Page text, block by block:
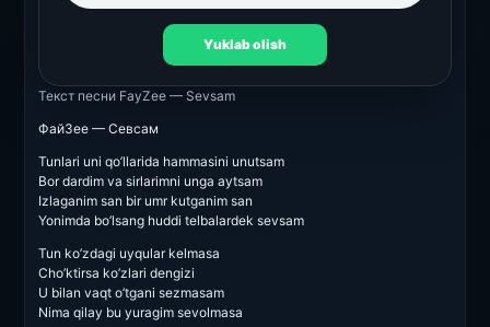
Yuklab olish
Текст песни FayZee — Sevsam
ФайЗее — Севсам
Tunlari uni qo’llarida hammasini unutsam
Bor dardim va sirlarimni unga aytsam
Izlaganim san bir umr kutganim san
Yonimda bo’lsang huddi telbalardek sevsam
Tun ko’zdagi uyqular kelmasa
Cho’ktirsa ko’zlari dengizi
U bilan vaqt o’tgani sezmasam
Nima qilay bu yuragim sevolmasa